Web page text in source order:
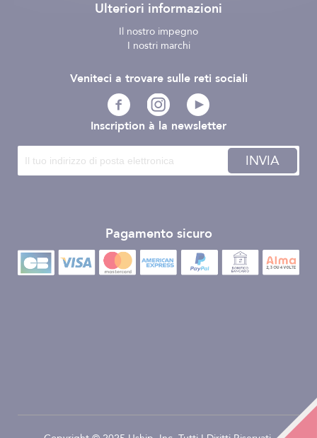
Ulteriori informazioni
Il nostro impegno
I nostri marchi
Inscription à la newsletter
INVIA
Pagamento sicuro
Veniteci a trovare sulle reti sociali